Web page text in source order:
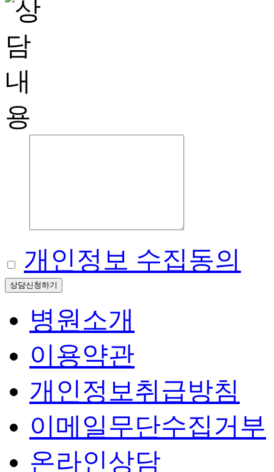
개인정보 수집동의
상담신청하기
병원소개
이용약관
개인정보취급방침
이메일무단수집거부
온라인상담